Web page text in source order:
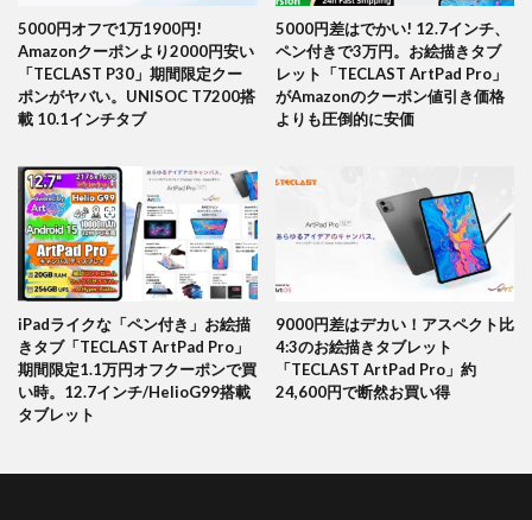
5000円オフで1万1900円!
Amazonクーポンより2000円安い
「TECLAST P30」期間限定クー
ポンがヤバい。UNISOC T7200搭
載 10.1インチタブ
5000円差はでかい! 12.7インチ、
ペン付きで3万円。お絵描きタブ
レット「TECLAST ArtPad Pro」
がAmazonのクーポン値引き価格
よりも圧倒的に安価
iPadライクな「ペン付き」お絵描
きタブ「TECLAST ArtPad Pro」
期間限定1.1万円オフクーポンで買
い時。12.7インチ/HelioG99搭載
タブレット
9000円差はデカい！アスペクト比
4:3のお絵描きタブレット
「TECLAST ArtPad Pro」約
24,600円で断然お買い得